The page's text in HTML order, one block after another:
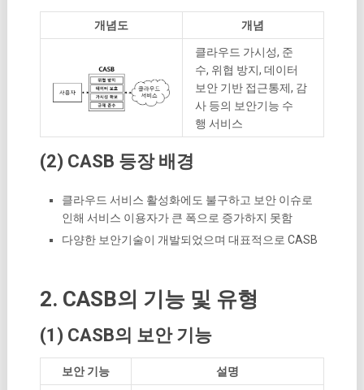
개념도 개념
클라우드 가시성, 준
수, 위협 방지, 데이터
보안 기반 접근통제, 감
사 등의 보안기능 수
행 서비스
(2) CASB 등장 배경
클라우드 서비스 활성화에도 불구하고 보안 이슈로
인해 서비스 이용자가 큰 폭으로 증가하지 못함
다양한 보안기술이 개발되었으며 대표적으로 CASB
2. CASB의 기능 및 유형
(1) CASB의 보안 기능
보안 기능 설명